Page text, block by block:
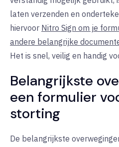
laten verzenden en
hiervoor Nitro Sign om je
andere belangrijke
Het is snel, veilig en handig
Belangrijkste
een formulier
storting
De belangrijkste